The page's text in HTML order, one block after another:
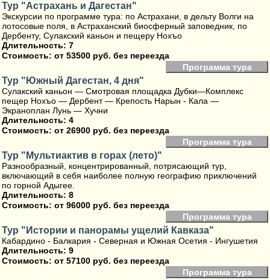
Тур "Астрахань и Дагестан"
Экскурсии по программе тура: по Астрахани, в дельту Волги на
лотосовые поля, в Астраханский биосферный заповедник, по
Дербенту, Сулакский каньон и пещеру Нохъо
Длительность: 7
Стоимость: от 53500 руб. без переезда
Программа тура
Тур "Южный Дагестан, 4 дня"
Сулакский каньон — Смотровая площадка Дубки—Комплекс
пещер Нохъо — Дербент — Крепость Нарын - Кала —
Экраноплан Лунь — Хучни
Длительность: 4
Стоимость: от 26900 руб. без переезда
Программа тура
Тур "Мультиактив в горах (лето)"
Разнообразный, концентрированный, потрясающий тур,
включающий в себя наиболее полную географию приключений
по горной Адыгее.
Длительность: 8
Стоимость: от 96000 руб. без переезда
Программа тура
Тур "Истории и панорамы ущелий Кавказа"
Кабардино - Балкария - Северная и Южная Осетия - Ингушетия
Длительность: 9
Стоимость: от 57100 руб. без переезда
Программа тура